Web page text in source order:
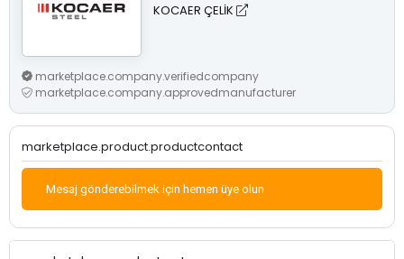
KOCAER ÇELİK
marketplace.company.verifiedcompany
marketplace.company.approvedmanufacturer
marketplace.product.productcontact
Mesaj gönderebilmek için hemen üye olun